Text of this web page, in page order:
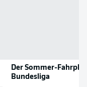
Der Sommer-
Bundesliga